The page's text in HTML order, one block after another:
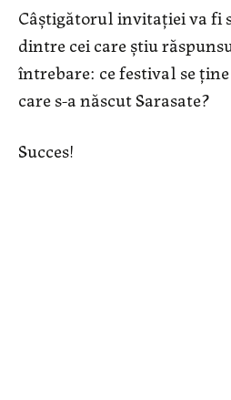
Câștigătorul invitației va fi
dintre cei care știu
întrebare: ce festival se
care s-a născut Sarasate?
Succes!